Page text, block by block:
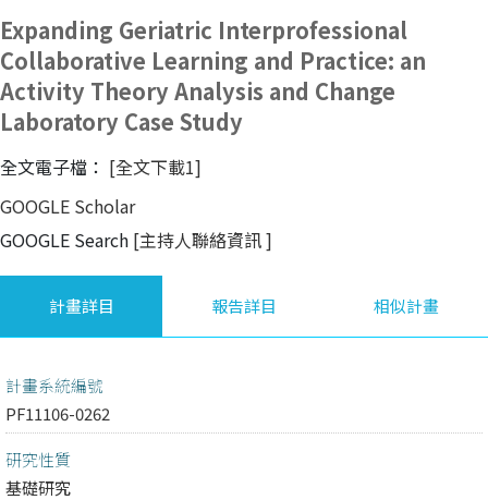
Expanding Geriatric Interprofessional
Collaborative Learning and Practice: an
Activity Theory Analysis and Change
Laboratory Case Study
全文電子檔： [全文下載1]
GOOGLE Scholar
GOOGLE Search [主持人聯絡資訊]
計畫詳目 報告詳目 相似計畫
計畫系統編號
PF11106-0262
研究性質
基礎研究